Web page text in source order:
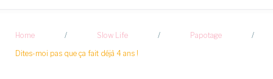
Home / Slow Life / Papotage
/
Dites-moi pas que ça fait déjà 4 ans !